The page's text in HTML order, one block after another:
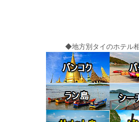
◆地方別タイのホテル